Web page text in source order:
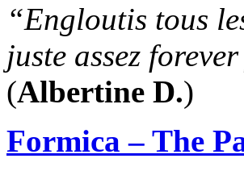
“Engloutis tous
juste assez
(Albertine D.)
Formica – The